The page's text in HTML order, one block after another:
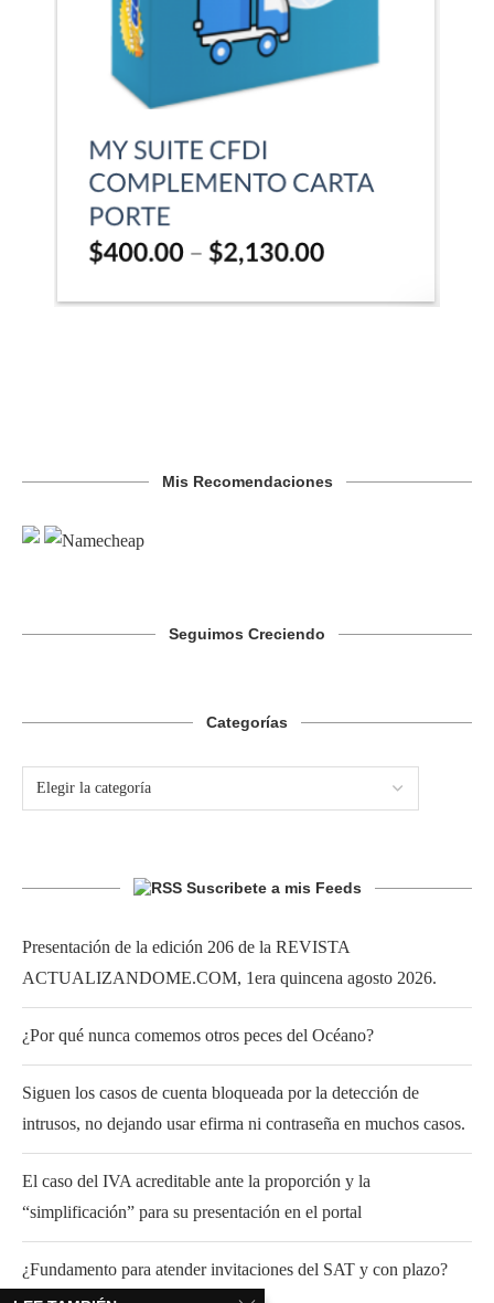
Mis Recomendaciones
Seguimos Creciendo
Categorías
Suscribete a mis Feeds
Presentación de la edición 206 de la REVISTA
ACTUALIZANDOME.COM, 1era quincena agosto 2026.
¿Por qué nunca comemos otros peces del Océano?
Siguen los casos de cuenta bloqueada por la detección de
intrusos, no dejando usar efirma ni contraseña en muchos casos.
El caso del IVA acreditable ante la proporción y la
“simplificación” para su presentación en el portal
¿Fundamento para atender invitaciones del SAT y con plazo?